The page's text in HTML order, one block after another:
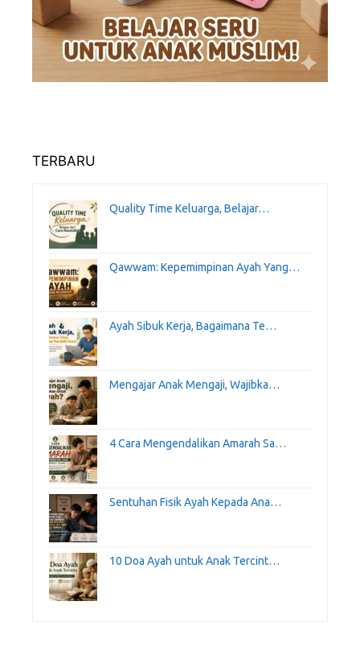
TERBARU
Quality Time Keluarga, Belajar…
Qawwam: Kepemimpinan Ayah Yang…
Ayah Sibuk Kerja, Bagaimana Te…
Mengajar Anak Mengaji, Wajibka…
4 Cara Mengendalikan Amarah Sa…
Sentuhan Fisik Ayah Kepada Ana…
10 Doa Ayah untuk Anak Tercint…